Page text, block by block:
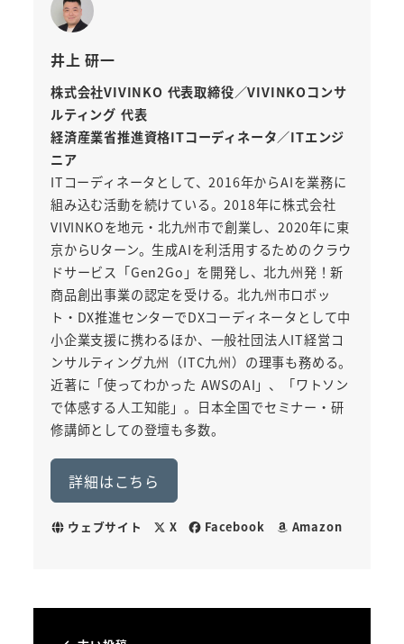
井上 研一
株式会社VIVINKO 代表取締役／VIVINKOコンサ
ルティング 代表
経済産業省推進資格ITコーディネータ／ITエンジ
ニア
ITコーディネータとして、2016年からAIを業務に
組み込む活動を続けている。2018年に株式会社
VIVINKOを地元・北九州市で創業し、2020年に東
京からUターン。生成AIを利活用するためのクラウ
ドサービス「Gen2Go」を開発し、北九州発！新
商品創出事業の認定を受ける。北九州市ロボッ
ト・DX推進センターでDXコーディネータとして中
小企業支援に携わるほか、一般社団法人IT経営コ
ンサルティング九州（ITC九州）の理事も務める。
近著に「使ってわかった AWSのAI」、「ワトソン
で体感する人工知能」。日本全国でセミナー・研
修講師としての登壇も多数。
詳細はこちら
ウェブサイト X Facebook Amazon